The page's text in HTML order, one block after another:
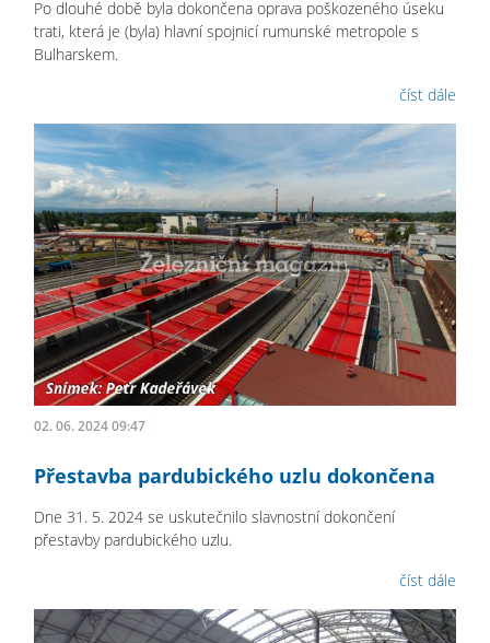
Po dlouhé době byla dokončena oprava poškozeného úseku
trati, která je (byla) hlavní spojnicí rumunské metropole s
Bulharskem.
číst dále
02. 06. 2024 09:47
Přestavba pardubického uzlu dokončena
Dne 31. 5. 2024 se uskutečnilo slavnostní dokončení
přestavby pardubického uzlu.
číst dále